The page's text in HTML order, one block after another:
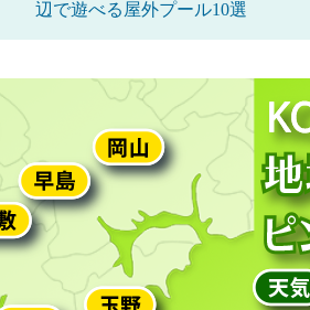
辺で遊べる屋外プール10選